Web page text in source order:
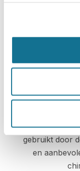
Onze
De eerste
chirurgie en
gebruikt door
en